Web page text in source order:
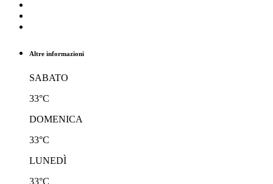
Altre informazioni
SABATO
33°C
DOMENICA
33°C
LUNEDÌ
33°C